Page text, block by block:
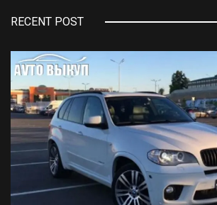
RECENT POST